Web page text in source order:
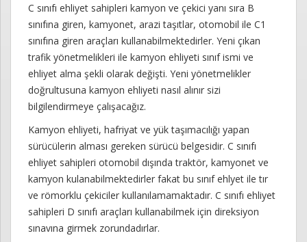
C sınıfı ehliyet sahipleri kamyon ve çekici yanı sıra B
sınıfına giren, kamyonet, arazi taşıtlar, otomobil ile C1
sınıfına giren araçları kullanabilmektedirler. Yeni çıkan
trafik yönetmelikleri ile kamyon ehliyeti sınıf ismi ve
ehliyet alma şekli olarak değişti. Yeni yönetmelikler
doğrultusuna kamyon ehliyeti nasıl alınır sizi
bilgilendirmeye çalışacağız.
Kamyon ehliyeti, hafriyat ve yük taşımacılığı yapan
sürücülerin alması gereken sürücü belgesidir. C sınıfı
ehliyet sahipleri otomobil dışında traktör, kamyonet ve
kamyon kulanabilmektedirler fakat bu sınıf ehlyet ile tır
ve römorklu çekiciler kullanılamamaktadır. C sınıfı ehliyet
sahipleri D sınıfı araçları kullanabilmek için direksiyon
sınavına girmek zorundadırlar.